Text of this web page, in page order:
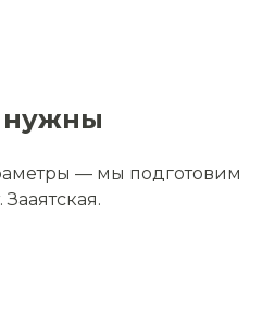
нужны
— мы подготовим